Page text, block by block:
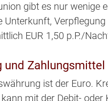
gibt es nur wenige
Unterkunft,
EUR 1,50 p.P./
und Zahlungsmittel
ist der Euro.
mit der Debit- oder